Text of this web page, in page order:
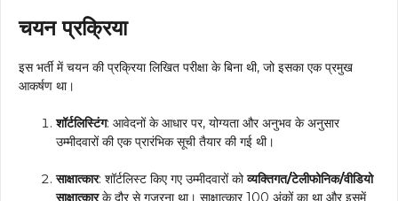
चयन प्रक्रिया
इस भर्ती में चयन की प्रक्रिया लिखित परीक्षा के बिना थी, जो इसका एक प्रमुख
आकर्षण था।
शॉर्टलिस्टिंग: आवेदनों के आधार पर, योग्यता और अनुभव के अनुसार
उम्मीदवारों की एक प्रारंभिक सूची तैयार की गई थी।
साक्षात्कार: शॉर्टलिस्ट किए गए उम्मीदवारों कोव्यक्तिगत/टेलीफोनिक/वीडियो
साक्षात्कारके दौर से गुजरना था। साक्षात्कार 100 अंकों का था और इसमें